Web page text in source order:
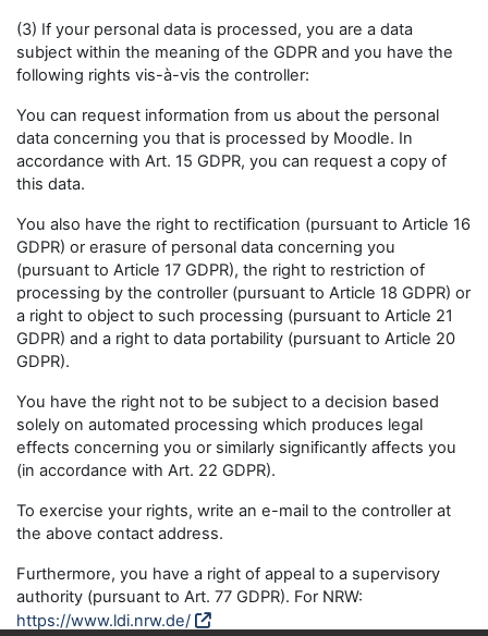
(3) If your personal data is processed, you are a data
subject within the meaning of the GDPR and you have the
following rights vis-à-vis the controller:
You can request information from us about the personal
data concerning you that is processed by Moodle. In
accordance with Art. 15 GDPR, you can request a copy of
this data.
You also have the right to rectification (pursuant to Article 16
GDPR) or erasure of personal data concerning you
(pursuant to Article 17 GDPR), the right to restriction of
processing by the controller (pursuant to Article 18 GDPR) or
a right to object to such processing (pursuant to Article 21
GDPR) and a right to data portability (pursuant to Article 20
GDPR).
You have the right not to be subject to a decision based
solely on automated processing which produces legal
effects concerning you or similarly significantly affects you
(in accordance with Art. 22 GDPR).
To exercise your rights, write an e-mail to the controller at
the above contact address.
Furthermore, you have a right of appeal to a supervisory
authority (pursuant to Art. 77 GDPR). For NRW:
https://www.ldi.nrw.de/